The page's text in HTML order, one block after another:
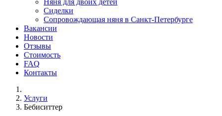
Няня для двоих детей
Сиделки
Сопровождающая няня в Санкт-Петербурге
Вакансии
Новости
Отзывы
Стоимость
FAQ
Контакты
Услуги
Бебиситтер